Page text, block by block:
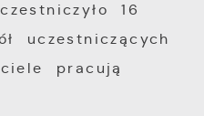
16
uczestniczących
pracują